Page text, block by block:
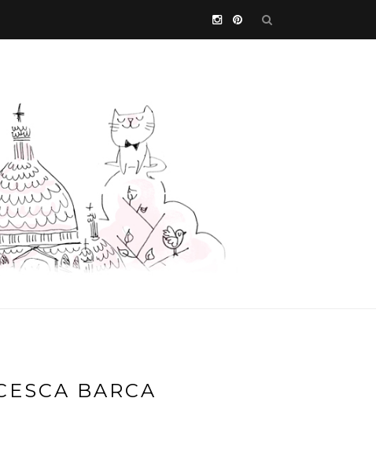
BARCA